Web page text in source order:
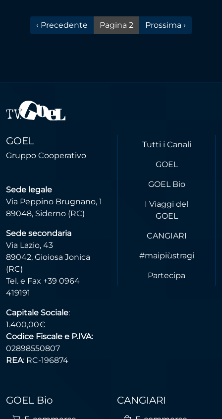
Pagina precedente
‹ Precedente Pagina 2 Pagina successiva
Prossima ›
GOEL
Gruppo Cooperativo
Sede legale
Via Peppino Brugnano, 1
89048, Siderno (RC)
Sede secondaria
Via Lazio, 43
89042, Gioiosa Jonica
(RC)
Tel. e Fax +39 0964
419191
Capitale Sociale:
1.400,00€
Codice Fiscale e P.IVA:
02898550807
REA: RC-196874
Tutti i Canali
GOEL
GOEL Bio
I Viaggi del
GOEL
CANGIARI
#maipiùstragi
Partecipa
GOEL Bio CANGIARI